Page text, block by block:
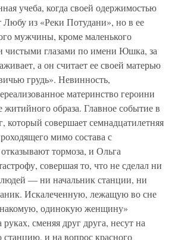
учеба, когда своей одержимостью
Любу из «Реки Потудани», но в ее
мужчины, кроме маленького
чистыми глазами по имени Юшка, за
а он считает ее своей матерью
грудь». Невинность,
материнство героини
житийного образа. Главное событие в
который совершает семнадцатилетняя
мимо состава с
тормоза, и Ольга
совершая то, что не сделал ни
— ни начальник станции, ни
Искалеченную, лежащую во сне
одинокую женщину»
сменяя друг друга, несут на
и на вопрос красного